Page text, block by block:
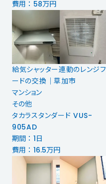
費用 ： 58万円
給気シャッター連動のレンジフ
ードの交換│草加市
マンション
その他
タカラスタンダード VUS-
905AD
期間 ： 1日
費用 ： 16.5万円